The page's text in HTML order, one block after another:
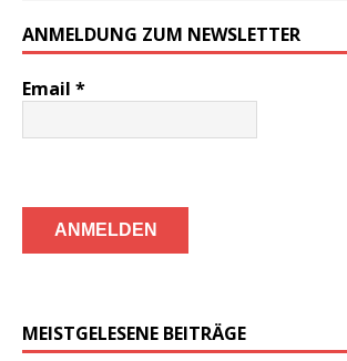
ANMELDUNG ZUM NEWSLETTER
Email *
MEISTGELESENE BEITRÄGE